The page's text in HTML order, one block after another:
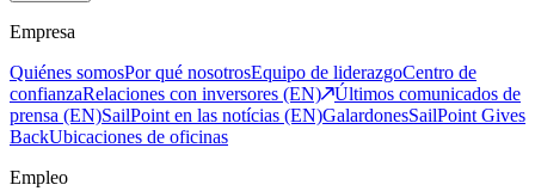
Empresa
Quiénes somosPor qué nosotrosEquipo de liderazgoCentro de
confianzaRelaciones con inversores (EN)
Últimos comunicados de
prensa (EN)SailPoint en las notícias (EN)GalardonesSailPoint Gives
BackUbicaciones de oficinas
Empleo